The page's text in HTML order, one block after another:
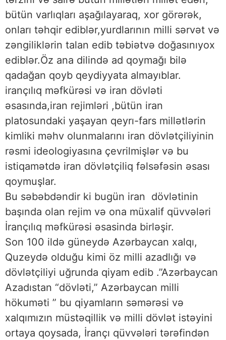
bütün varlıqları aşağılayaraq, xor görərək,
onları təhqir ediblər,yurdlarının milli sərvət və
zəngiliklərin talan edib təbiətvə doğasınıyox
ediblər.Öz ana dilində ad qoymağı bilə
qadağan qoyb qeydiyyata almayıblar.
irançılıq məfkürəsi və iran dövləti
əsasında,iran rejimləri ,bütün iran
platosundaki yaşayan qeyrı-fars millətlərin
kimliki məhv olunmalarını iran dövlətçiliyinin
rəsmi ideologiyasına çevrilmişlər və bu
istiqamətdə iran dövlətçiliq fəlsəfəsin əsası
qoymuşlar.
Bu səbəbdəndir ki bugün iran dövlətinin
başında olan rejim və ona müxalif qüvvələri
İrançılıq məfkürəsi əsasinda birləşir.
Son 100 ildə güneydə Azərbaycan xalqı,
Quzeydə olduğu kimi öz milli azadlığı və
dövlətçiliyi uğrunda qiyam edib .”Azərbaycan
Azadıstan “dövləti,” Azərbaycan milli
hökuməti ” bu qiyamların səmərəsi və
xalqımızın müstəqillik və milli dövlət istəyini
ortaya qoysada, İrançı qüvvələri tərəfindən